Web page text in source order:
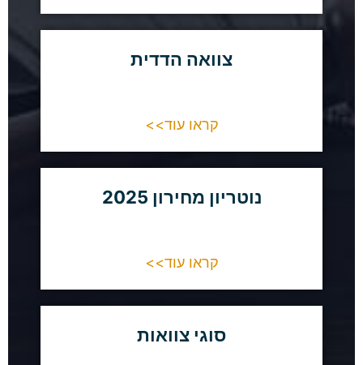
צוואה הדדית
קראו עוד>>
נוטריון מחירון 2025
קראו עוד>>
סוגי צוואות